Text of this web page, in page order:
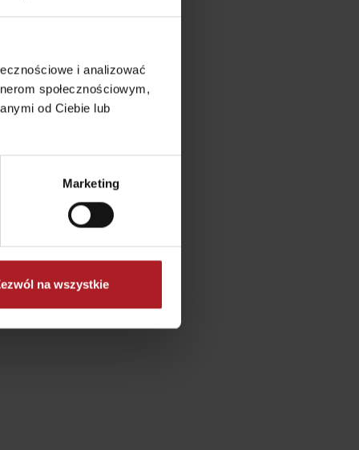
i analizować
społecznościowym,
od Ciebie lub
Marketing
na wszystkie